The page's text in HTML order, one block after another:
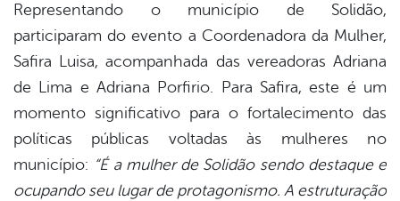
Representando o município de Solidão,
participaram do evento a Coordenadora da Mulher,
Safira Luisa, acompanhada das vereadoras Adriana
de Lima e Adriana Porfirio. Para Safira, este é um
momento significativo para o fortalecimento das
políticas públicas voltadas às mulheres no
município: “É a mulher de Solidão sendo destaque e
ocupando seu lugar de protagonismo. A estruturação